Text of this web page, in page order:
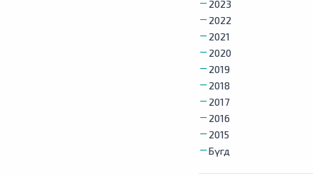
2023
2022
2021
2020
2019
2018
2017
2016
2015
Бүгд